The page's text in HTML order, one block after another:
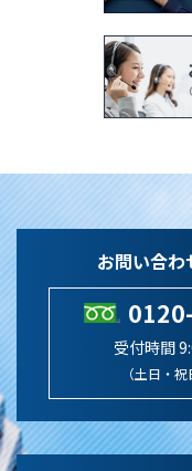
お問い合わ
受付時間
（土日・祝